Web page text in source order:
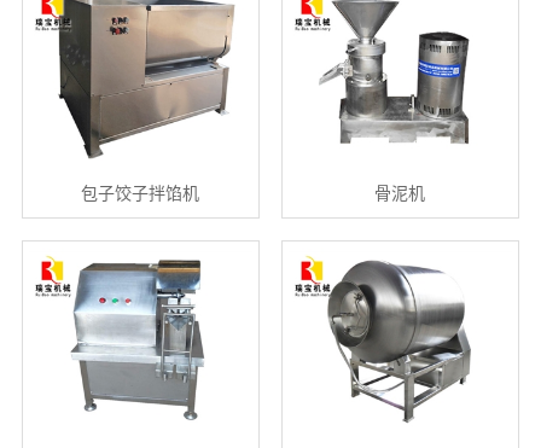
包子饺子拌馅机 骨泥机